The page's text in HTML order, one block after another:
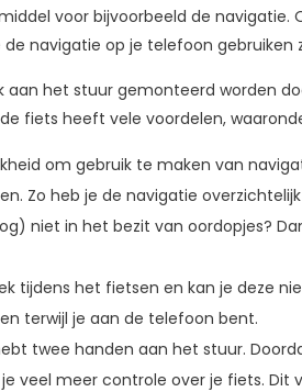
voor bijvoorbeeld de navigatie.
de navigatie op je telefoon
aan het stuur gemonteerd worden
fiets heeft vele voordelen,
om gebruik te maken van
Zo heb je de navigatie
niet in het bezit van oordopjes?
tijdens het fietsen en kan je deze
terwijl je aan de telefoon bent.
twee handen aan het stuur.
veel meer controle over je fiets. Dit